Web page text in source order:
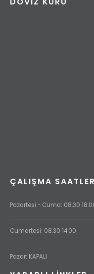
ÇALIŞMA
Pazartesi - Cuma: 08.30
Cumartesi: 08.30 14.00
Pazar: KAPALI